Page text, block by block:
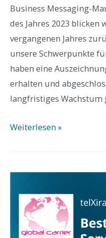
Business Messaging-
des Jahres 2023 blicken
vergangenen Jahres
unsere Schwerpunkte
haben eine
erhalten und
langfristiges Wachstum
telXira
2023:
neues
Jahr
und
Weiterlesen »